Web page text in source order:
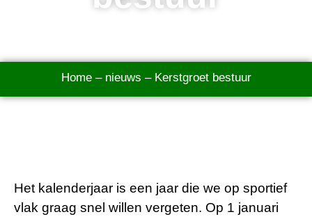
Home– nieuws – Kerstgroet bestuur
Het kalenderjaar is een jaar die we op sportief
vlak graag snel willen vergeten. Op 1 januari